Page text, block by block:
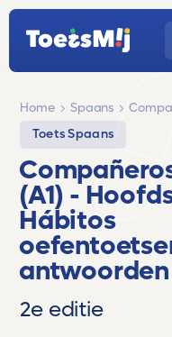
Home Spaans
Toets Spaans
(A1) -
Hábitos
antwoorden
2e editie